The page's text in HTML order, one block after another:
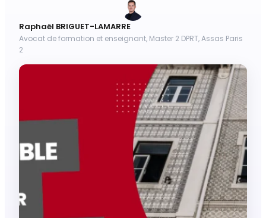
Raphaël BRIGUET-LAMARRE
Avocat de formation et enseignant, Master 2 DPRT, Assas Paris
2